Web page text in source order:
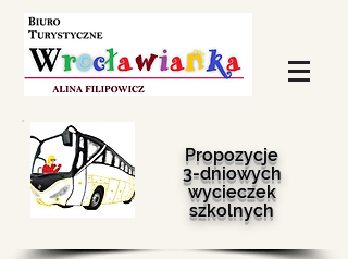
Propozycje
3-dniowych
wycieczek
szkolnych